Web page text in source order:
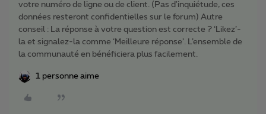
votre numéro de ligne ou de client. (Pas d'inquiétude, ces
données resteront confidentielles sur le forum) Autre
conseil : La réponse à votre question est correcte ? ‘Likez’-
la et signalez-la comme ‘Meilleure réponse’. L’ensemble de
la communauté en bénéficiera plus facilement.
1 personne aime